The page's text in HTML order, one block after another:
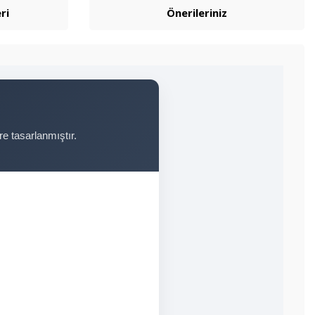
Önerileriniz
tasarlanmıştır.